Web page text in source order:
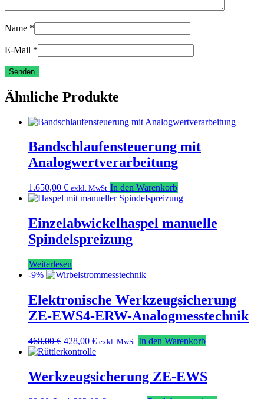
Name *
E-Mail *
Ähnliche Produkte
Bandschlaufensteuerung mit
Analogwertverarbeitung
1.650,00 € exkl. MwSt In den Warenkorb
Einzelabwickelhaspel manuelle
Spindelspreizung
Weiterlesen
-9%
Elektronische Werkzeugsicherung
ZE-EWS4-ERW-Analogmesstechnik
468,00€ Ursprünglicher
Preis
468,00 €
428,00 €Aktueller
428,00 €.
exkl. MwSt In den Warenkorb
Werkzeugsicherung ZE-EWS